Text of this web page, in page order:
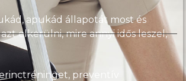
apukád állapotát most és
elkerülni, mire annyi idős leszel,
preventív